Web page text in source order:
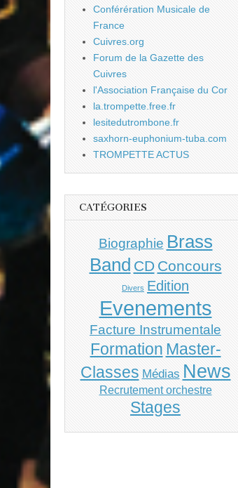
Conférération Musicale de
France
Cuivres.org
Forum de la Gazette des
Cuivres
l'Association Française du Cor
la.trompette.free.fr
lesitedutrombone.fr
saxhorn-euphonium-tuba.com
TROMPETTE ACTUS
CATÉGORIES
Biographie Brass
Band CD Concours
Divers Edition
Evenements
Facture Instrumentale
Formation Master-
Classes Médias News
Recrutement orchestre
Stages